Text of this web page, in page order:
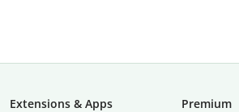
Extensions & Apps
Premium